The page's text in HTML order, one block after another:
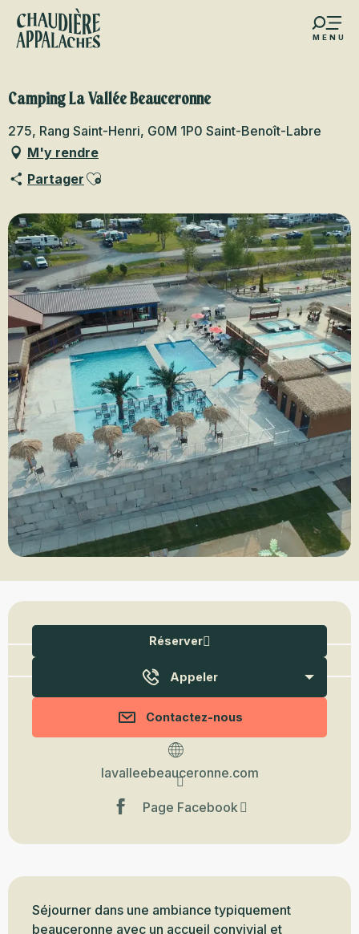
Aller
contenu
MENU
favoris
Camping La Vallée Beauceronne
275, Rang Saint-Henri, G0M 1P0 Saint-Benoît-Labre
M'y rendre
Partager Ajouter aux favoris
Ouverture et coordonnées
Réserver
Appeler
Contactez-nous
lavalleebeauceronne.com
Page Facebook
Description
Séjourner dans une ambiance typiquement
beauceronne avec un accueil convivial et